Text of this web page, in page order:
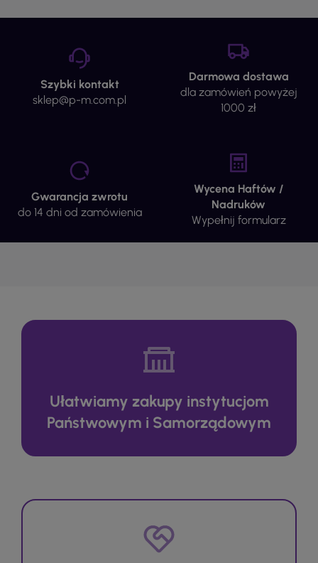
Szybki kontakt
sklep@p-m.com.pl
Darmowa dostawa
dla zamówień powyżej
1000 zł
Gwarancja zwrotu
do 14 dni od zamówienia
Wycena Haftów /
Nadruków
Wypełnij formularz
Ułatwiamy zakupy instytucjom
Państwowym i Samorządowym